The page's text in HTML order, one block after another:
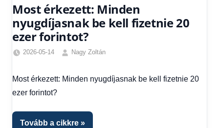
Most érkezett: Minden
nyugdíjasnak be kell fizetnie 20
ezer forintot?
2026-05-14
Nagy Zoltán
Hírek
Most érkezett: Minden nyugdíjasnak be kell fizetnie 20
ezer forintot?
Tovább a cikkre